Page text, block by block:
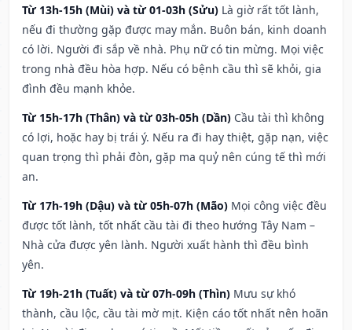
Từ 13h-15h (Mùi) và từ 01-03h (Sửu) Là giờ rất tốt lành,
nếu đi thường gặp được may mắn. Buôn bán, kinh doanh
có lời. Người đi sắp về nhà. Phụ nữ có tin mừng. Mọi việc
trong nhà đều hòa hợp. Nếu có bệnh cầu thì sẽ khỏi, gia
đình đều mạnh khỏe.
Từ 15h-17h (Thân) và từ 03h-05h (Dần) Cầu tài thì không
có lợi, hoặc hay bị trái ý. Nếu ra đi hay thiệt, gặp nạn, việc
quan trọng thì phải đòn, gặp ma quỷ nên cúng tế thì mới
an.
Từ 17h-19h (Dậu) và từ 05h-07h (Mão) Mọi công việc đều
được tốt lành, tốt nhất cầu tài đi theo hướng Tây Nam –
Nhà cửa được yên lành. Người xuất hành thì đều bình
yên.
Từ 19h-21h (Tuất) và từ 07h-09h (Thìn) Mưu sự khó
thành, cầu lộc, cầu tài mờ mịt. Kiện cáo tốt nhất nên hoãn